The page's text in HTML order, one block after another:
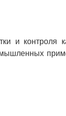
и контроля